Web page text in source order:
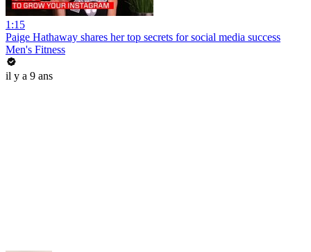
1:15
Paige Hathaway shares her top secrets for social media success
Men's Fitness
il y a 9 ans